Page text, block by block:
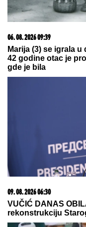
09. 08. 2026 06:26
Da li deca nasleđuju
Сазнања
савезу Загреба,